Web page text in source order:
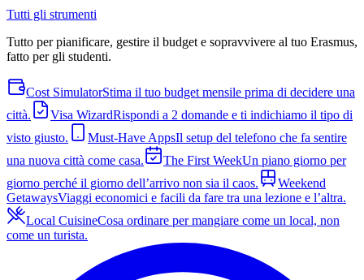
Tutti gli strumenti
Tutto per pianificare, gestire il budget e sopravvivere al tuo Erasmus,
fatto per gli studenti.
Cost SimulatorStima il tuo budget mensile prima di decidere una
città.
Visa WizardRispondi a 2 domande e ti indichiamo il tipo di
visto giusto.
Must-Have AppsIl setup del telefono che fa sentire
una nuova città come casa.
The First WeekUn piano giorno per
giorno perché il giorno dell’arrivo non sia il caos.
Weekend
GetawaysViaggi economici e facili da fare tra una lezione e l’altra.
Local CuisineCosa ordinare per mangiare come un local, non
come un turista.